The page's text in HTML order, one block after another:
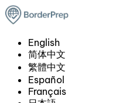
English
简体中文
繁體中文
Español
Français